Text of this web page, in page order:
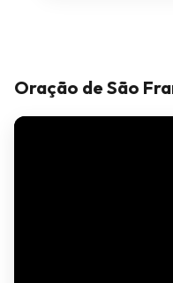
Oração de São